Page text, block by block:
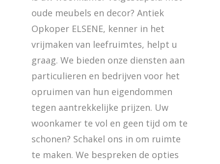
oude meubels en decor? Antiek
Opkoper ELSENE, kenner in het
vrijmaken van leefruimtes, helpt u
graag. We bieden onze diensten aan
particulieren en bedrijven voor het
opruimen van hun eigendommen
tegen aantrekkelijke prijzen. Uw
woonkamer te vol en geen tijd om te
schonen? Schakel ons in om ruimte
te maken. We bespreken de opties